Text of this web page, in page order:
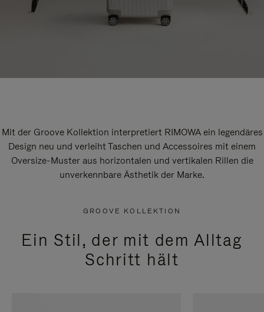
Mit der Groove Kollektion interpretiert RIMOWA ein legendäres
Design neu und verleiht Taschen und Accessoires mit einem
Oversize-Muster aus horizontalen und vertikalen Rillen die
unverkennbare Ästhetik der Marke.
GROOVE KOLLEKTION
Ein Stil, der mit dem Alltag
Schritt hält